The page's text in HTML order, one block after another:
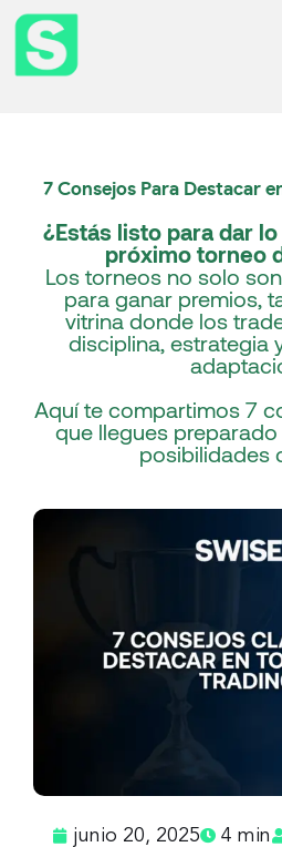
7 Consejos Para Destacar
¿Estás listo para dar
próximo torneo
Los torneos no solo
para ganar premios,
vitrina donde los
disciplina, estrategia
Aquí te compartimos 7
que llegues
posibilidades
junio 20, 2025 4 min